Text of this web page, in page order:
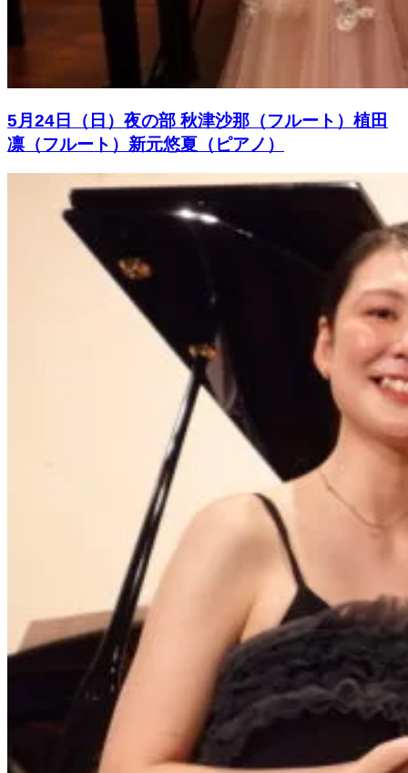
5月24日（日）夜の部 秋津沙那（フルート）植田
凛（フルート）新元悠夏（ピアノ）